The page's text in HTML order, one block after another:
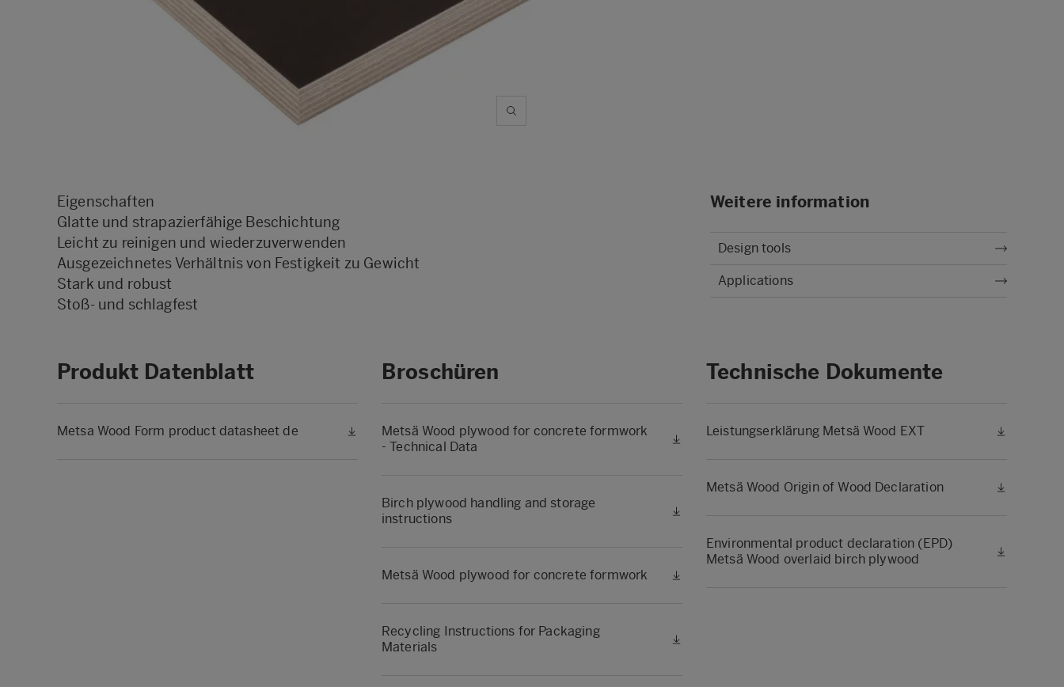
Eigenschaften
Glatte und strapazierfähige Beschichtung
Leicht zu reinigen und wiederzuverwenden
Ausgezeichnetes Verhältnis von Festigkeit zu Gewicht
Stark und robust
Stoß- und schlagfest
Weitere information
Design tools
Applications
Produkt Datenblatt
Metsa Wood Form product datasheet de
Broschüren
Metsä Wood plywood for concrete formwork
- Technical Data
Birch plywood handling and storage
instructions
Metsä Wood plywood for concrete formwork
Recycling Instructions for Packaging
Materials
Technische Dokumente
Leistungserklärung Metsä Wood EXT
Metsä Wood Origin of Wood Declaration
Environmental product declaration (EPD)
Metsä Wood overlaid birch plywood